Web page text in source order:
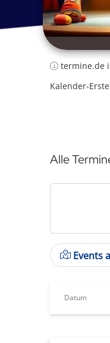
termine.de
Kalender-
Alle
Events
Datum